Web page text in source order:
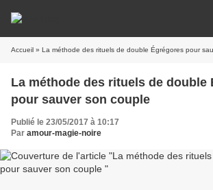
Accueil » La méthode des rituels de double Égrégores pour
La méthode des rituels de double
pour sauver son couple
Publié le 23/05/2017 à 10:17
Par amour-magie-noire